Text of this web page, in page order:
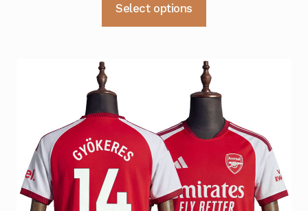
var:
Select options
varianter.
Alternativene
kan
velges
produktsiden